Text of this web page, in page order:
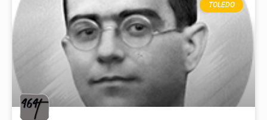
TOLEDO